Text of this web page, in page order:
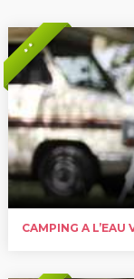
* *
CAMPING A L’EAU